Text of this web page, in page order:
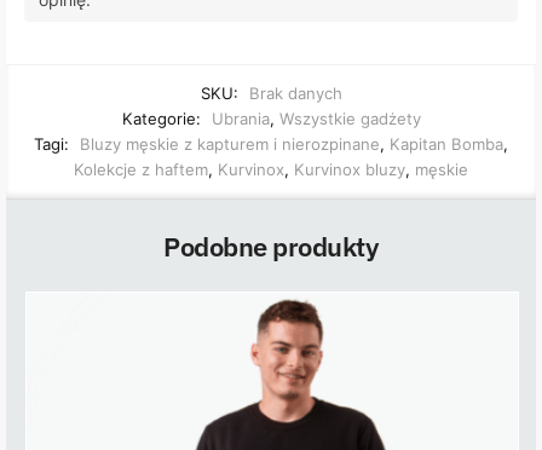
SKU:
Brak danych
Kategorie:
Ubrania, Wszystkie gadżety
Tagi:
Bluzy męskie z kapturem i nierozpinane, Kapitan Bomba,
Kolekcje z haftem, Kurvinox, Kurvinox bluzy, męskie
Podobne produkty